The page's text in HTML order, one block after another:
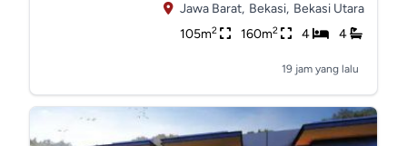
Jawa Barat, Bekasi, Bekasi Utara
105m2 160m2 4 4
19 jam yang lalu